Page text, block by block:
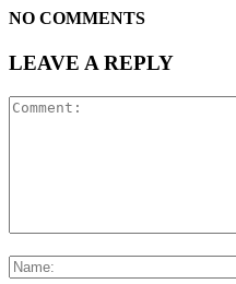
NO COMMENTS
LEAVE A REPLY